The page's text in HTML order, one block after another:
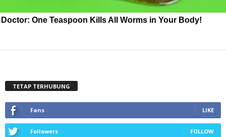
Doctor: One Teaspoon Kills All Worms in Your Body!
TETAP TERHUBUNG
Fans LIKE
Followers FOLLOW